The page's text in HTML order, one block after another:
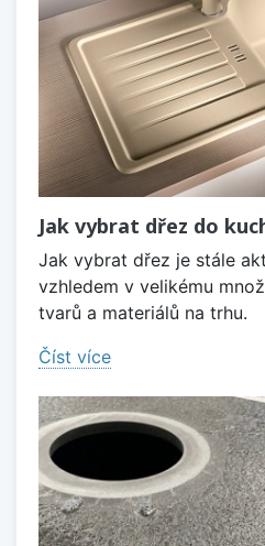
Jak vybrat dřez do
Jak vybrat dřez je stále
vzhledem v velikému
tvarů a materiálů na trhu.
Číst více